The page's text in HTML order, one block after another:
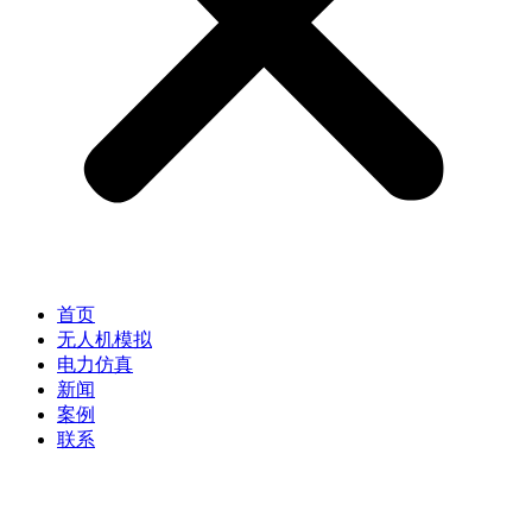
首页
无人机模拟
电力仿真
新闻
案例
联系